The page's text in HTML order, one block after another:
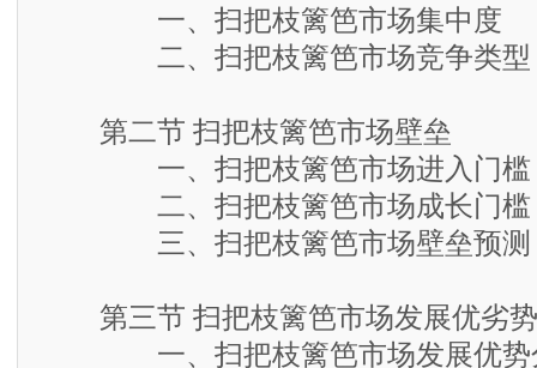
一、扫把枝篱笆市场集中度
二、扫把枝篱笆市场竞争类型
第二节 扫把枝篱笆市场壁垒
一、扫把枝篱笆市场进入门槛
二、扫把枝篱笆市场成长门槛
三、扫把枝篱笆市场壁垒预测
第三节 扫把枝篱笆市场发展优劣
一、扫把枝篱笆市场发展优势